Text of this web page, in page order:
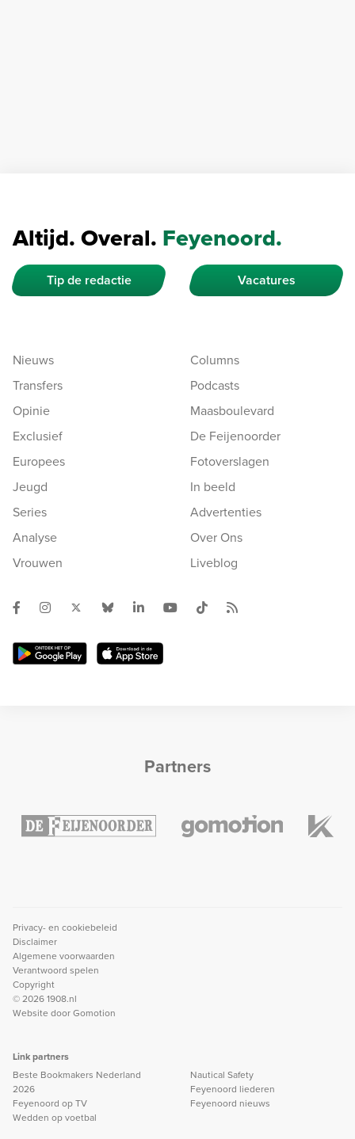
Altijd. Overal. Feyenoord.
Tip de redactie Vacatures
Nieuws
Transfers
Opinie
Exclusief
Europees
Jeugd
Series
Analyse
Vrouwen
Columns
Podcasts
Maasboulevard
De Feijenoorder
Fotoverslagen
In beeld
Advertenties
Over Ons
Liveblog
Partners
Privacy- en cookiebeleid
Disclaimer
Algemene voorwaarden
Verantwoord spelen
Copyright
© 2026 1908.nl
Website doorGomotion
Link partners
Beste Bookmakers Nederland
2026
Feyenoord op TV
Wedden op voetbal
Nautical Safety
Feyenoord liederen
Feyenoord nieuws